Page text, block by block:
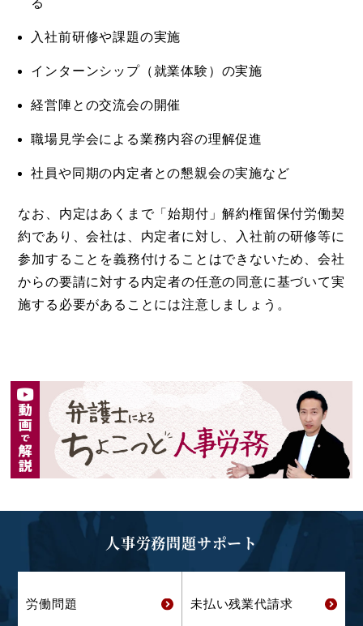
る
入社前研修や課題の実施
インターンシップ（就業体験）の実施
経営陣との交流会の開催
職場見学会による業務内容の理解促進
社員や同期の内定者との懇親会の実施など
なお、内定はあくまで「始期付」解約権留保付労働契
約であり、会社は、内定者に対し、入社前の研修等に
参加することを義務付けることはできないため、会社
からの要請に対する内定者の任意の同意に基づいて実
施する必要があることには注意しましょう。
人事労務問題サポート
労働問題 未払い残業代請求